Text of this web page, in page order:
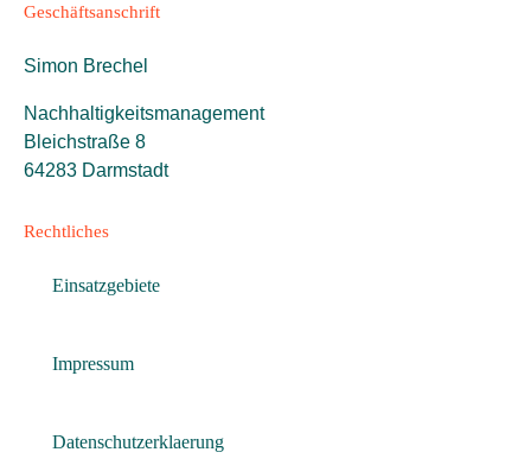
Geschäftsanschrift
Simon Brechel
Nachhaltigkeitsmanagement
Bleichstraße 8
64283 Darmstadt
Rechtliches
Einsatzgebiete
Impressum
Datenschutzerklaerung